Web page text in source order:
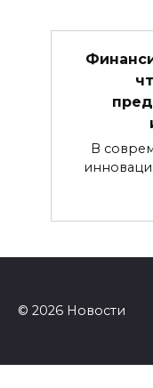
В
© 2026 Новости